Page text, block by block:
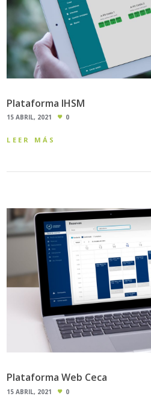
Plataforma IHSM
15 ABRIL, 2021 0
LEER MÁS
Plataforma Web Ceca
15 ABRIL, 2021 0